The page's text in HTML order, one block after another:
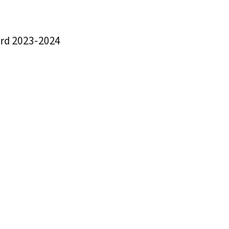
2023-2024